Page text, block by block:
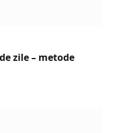
zile – metode